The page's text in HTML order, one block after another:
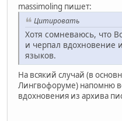
massimoling пишет:
Цитировать
Хотя сомневаюсь, что
и черпал вдохновение
языков.
На всякий случай (в
Лингвофоруме) напомню
вдохновения из архива